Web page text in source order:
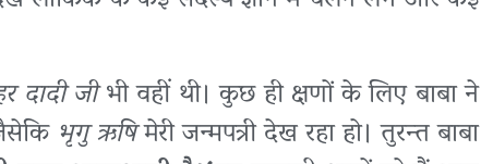
दादी जीभी वहीं थी। कुछ ही क्षणों के लिए बाबा ने
भृगु ऋषिमेरी जन्मपत्री देख रहा हो। तुरन्त बाबा